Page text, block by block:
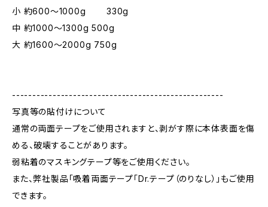
小 約600～1000g 330g
中 約1000～1300g 500g
大 約1600～2000g 750g
----------------------------------------------------
写真等の貼付けについて
通常の両面テープをご使用されますと、剥がす際に本体表面を傷
める、破壊することがあります。
弱粘着のマスキングテープ等をご使用ください。
また、弊社製品「吸着両面テープ「Dr.テープ（のりなし）」もご使用
できます。